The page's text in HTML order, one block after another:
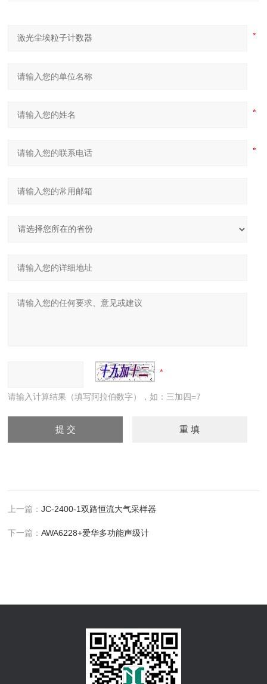
请输入计算结果（填写阿拉伯数字），如：三加四=7
上一篇：JC-2400-1双路恒流大气采样器
下一篇：AWA6228+爱华多功能声级计